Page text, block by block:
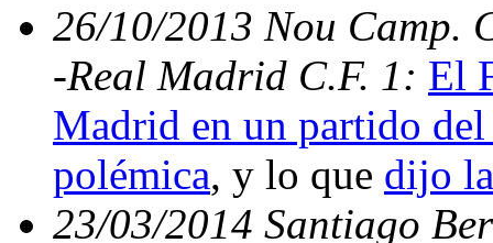
26/10/2013 Nou Camp.
-Real Madrid C.F. 1: El
Madrid en un partido
polémica, y lo que dijo
23/03/2014 Santiago